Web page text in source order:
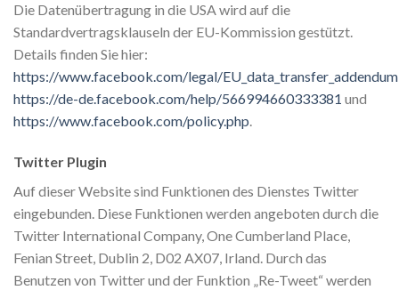
Die Datenübertragung in die USA wird auf die
Standardvertragsklauseln der EU-Kommission gestützt.
Details finden Sie hier:
https://www.facebook.com/legal/EU_data_transfer_addendum
https://de-de.facebook.com/help/566994660333381 und
https://www.facebook.com/policy.php.
Twitter Plugin
Auf dieser Website sind Funktionen des Dienstes Twitter
eingebunden. Diese Funktionen werden angeboten durch die
Twitter International Company, One Cumberland Place,
Fenian Street, Dublin 2, D02 AX07, Irland. Durch das
Benutzen von Twitter und der Funktion „Re-Tweet“ werden